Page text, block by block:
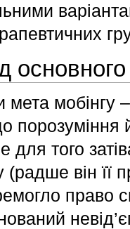
мета мобінгу
порозуміння
для того
(радше він її
право